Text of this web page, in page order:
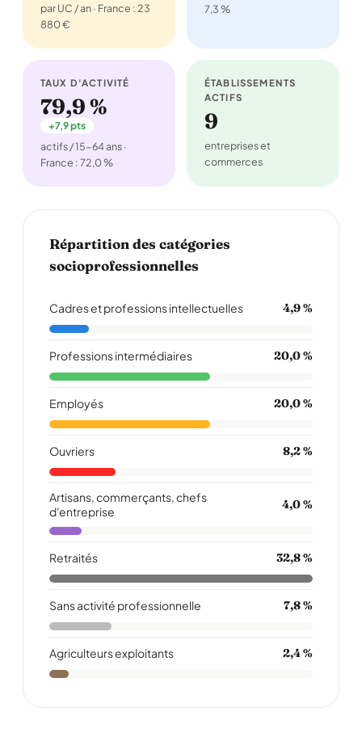
par UC / an · France : 23
880 €
7,3 %
TAUX D'ACTIVITÉ
79,9 %
+7,9 pts
actifs / 15-64 ans ·
France : 72,0 %
ÉTABLISSEMENTS
ACTIFS
9
entreprises et
commerces
Répartition des catégories
socioprofessionnelles
Cadres et professions intellectuelles 4,9 %
Professions intermédiaires 20,0 %
Employés 20,0 %
Ouvriers 8,2 %
Artisans, commerçants, chefs
d'entreprise
4,0 %
Retraités 32,8 %
Sans activité professionnelle 7,8 %
Agriculteurs exploitants 2,4 %